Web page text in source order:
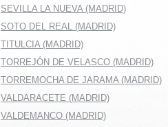
SEVILLA LA NUEVA (MADRID)
SOTO DEL REAL (MADRID)
TITULCIA (MADRID)
TORREJÓN DE VELASCO (MADRID)
TORREMOCHA DE JARAMA (MADRID)
VALDARACETE (MADRID)
VALDEMANCO (MADRID)